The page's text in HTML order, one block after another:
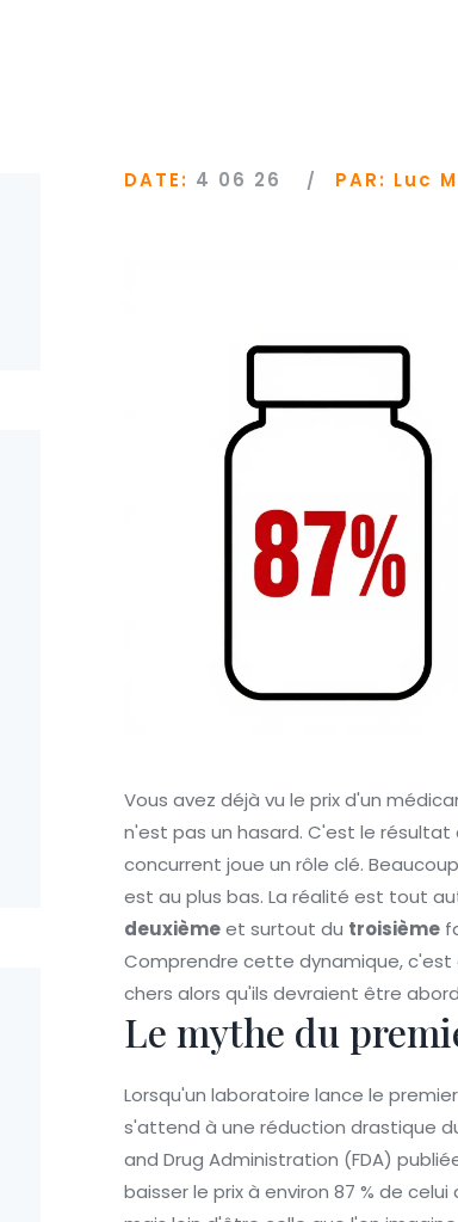
DATE: 4 06 26 PAR: Luc
Vous avez déjà vu le prix d'un
n'est pas un hasard. C'est le
concurrent joue un rôle clé.
est au plus bas. La réalité est tout
deuxièmeet surtout du troisième
Comprendre cette dynamique,
chers alors qu'ils devraient être
Le mythe du
Lorsqu'un laboratoire lance le
s'attend à une réduction drastique
and Drug Administration (FDA)
baisser le prix à environ 87 % de